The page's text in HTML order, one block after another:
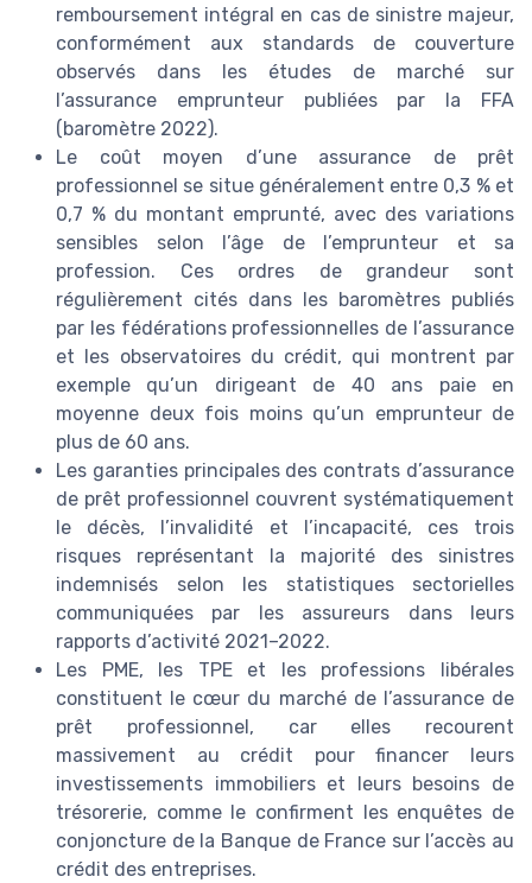
remboursement intégral en cas de sinistre majeur,
conformément aux standards de couverture
observés dans les études de marché sur
l’assurance emprunteur publiées par la FFA
(baromètre 2022).
Le coût moyen d’une assurance de prêt
professionnel se situe généralement entre 0,3 % et
0,7 % du montant emprunté, avec des variations
sensibles selon l’âge de l’emprunteur et sa
profession. Ces ordres de grandeur sont
régulièrement cités dans les baromètres publiés
par les fédérations professionnelles de l’assurance
et les observatoires du crédit, qui montrent par
exemple qu’un dirigeant de 40 ans paie en
moyenne deux fois moins qu’un emprunteur de
plus de 60 ans.
Les garanties principales des contrats d’assurance
de prêt professionnel couvrent systématiquement
le décès, l’invalidité et l’incapacité, ces trois
risques représentant la majorité des sinistres
indemnisés selon les statistiques sectorielles
communiquées par les assureurs dans leurs
rapports d’activité 2021–2022.
Les PME, les TPE et les professions libérales
constituent le cœur du marché de l’assurance de
prêt professionnel, car elles recourent
massivement au crédit pour financer leurs
investissements immobiliers et leurs besoins de
trésorerie, comme le confirment les enquêtes de
conjoncture de la Banque de France sur l’accès au
crédit des entreprises.